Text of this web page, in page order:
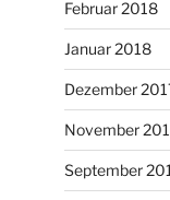
Februar 2018
Januar 2018
Dezember
November
September